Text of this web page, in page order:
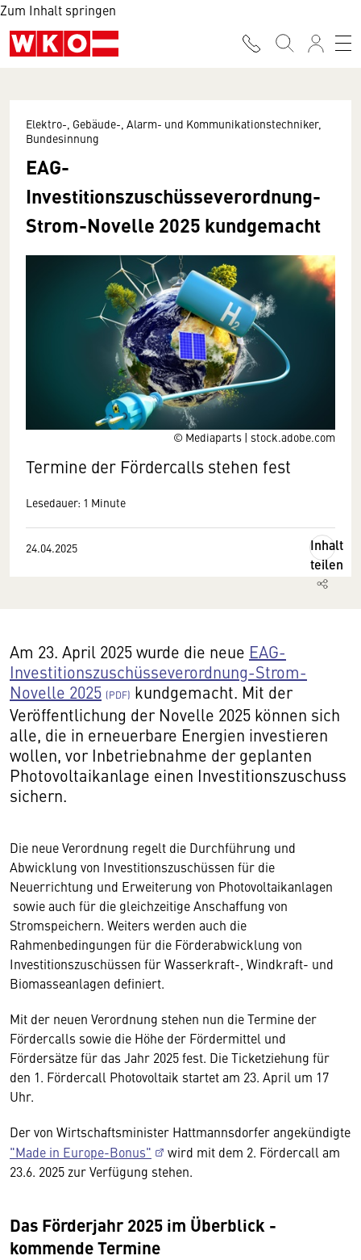
Zum Inhalt springen
© Mediaparts | stock.adobe.com
Elektro-, Gebäude-, Alarm- und Kommunikationstechniker,
Bundesinnung
EAG-
Investitionszuschüsseverordnung-
Strom-Novelle 2025 kundgemacht
Termine der Fördercalls stehen fest
Lesedauer: 1 Minute
24.04.2025
Inhalt
teilen
Am 23. April 2025 wurde die neue EAG-
Investitionszuschüsseverordnung-Strom-
Novelle 2025
kundgemacht. Mit der
Veröffentlichung der Novelle 2025 können sich
alle, die in erneuerbare Energien investieren
wollen, vor Inbetriebnahme der geplanten
Photovoltaikanlage einen Investitionszuschuss
sichern.
Die neue Verordnung regelt die Durchführung und
Abwicklung von Investitionszuschüssen für die
Neuerrichtung und Erweiterung von Photovoltaikanlagen
sowie auch für die gleichzeitige Anschaffung von
Stromspeichern. Weiters werden auch die
Rahmenbedingungen für die Förderabwicklung von
Investitionszuschüssen für Wasserkraft-, Windkraft- und
Biomasseanlagen definiert.
Mit der neuen Verordnung stehen nun die Termine der
Fördercalls sowie die Höhe der Fördermittel und
Fördersätze für das Jahr 2025 fest. Die Ticketziehung für
den 1. Fördercall Photovoltaik startet am 23. April um 17
Uhr.
Der von Wirtschaftsminister Hattmannsdorfer angekündigte
"Made in Europe-Bonus"
wird mit dem 2. Fördercall am
23.6. 2025 zur Verfügung stehen.
Das Förderjahr 2025 im Überblick -
kommende Termine